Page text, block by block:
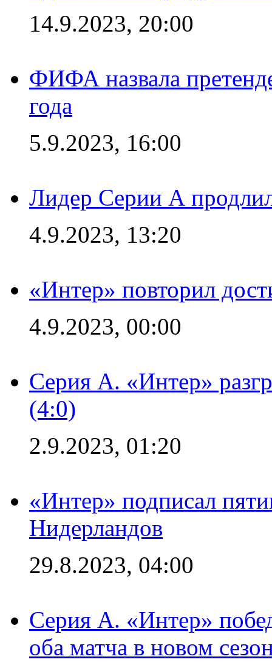
14.9.2023, 20:00
ФИФА назвала
года
5.9.2023, 16:00
Лидер Серии А
4.9.2023, 13:20
«Интер» повторил
4.9.2023, 00:00
Серия А. «Интер»
(4:0)
2.9.2023, 01:20
«Интер» подписал
Нидерландов
29.8.2023, 04:00
Серия А. «Интер»
оба матча в новом